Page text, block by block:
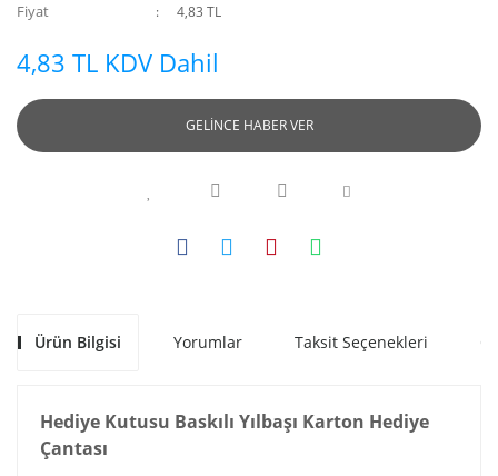
Fiyat 4,83 TL
4,83 TL KDV Dahil
GELİNCE HABER VER
Ürün Bilgisi Yorumlar Taksit Seçenekleri
Hediye Kutusu Baskılı Yılbaşı Karton Hediye
Çantası